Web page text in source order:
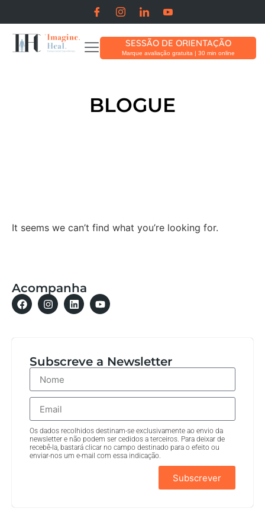
SESSÃO DE ORIENTAÇÃO
Marque avaliação gratuita | 30 min online
BLOGUE
It seems we can’t find what you’re looking for.
Acompanha
Subscreve a Newsletter
Os dados recolhidos destinam-se exclusivamente ao envio da
newsletter e não podem ser cedidos a terceiros. Para deixar de
recebê-la, bastará clicar no campo destinado para o efeito ou
enviar-nos um e-mail com essa indicação.
Subscrever